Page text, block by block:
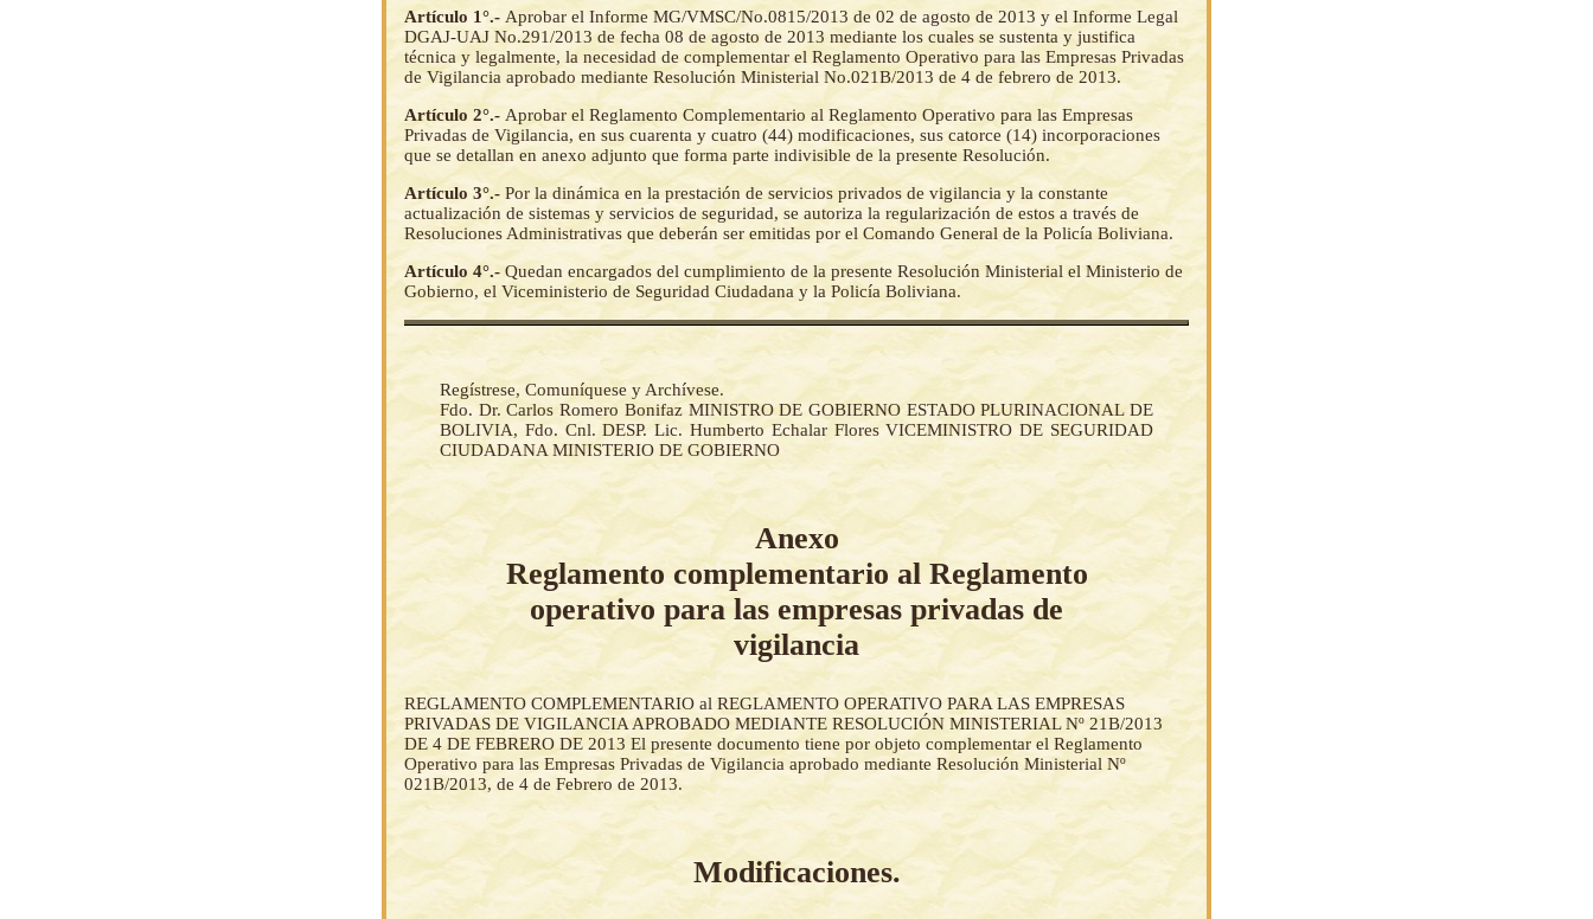
Artículo 1°.- Aprobar el Informe MG/VMSC/No.0815/2013 de 02 de agosto de 2013 y el Informe Legal
DGAJ-UAJ No.291/2013 de fecha 08 de agosto de 2013 mediante los cuales se sustenta y justifica
técnica y legalmente, la necesidad de complementar el Reglamento Operativo para las Empresas Privadas
de Vigilancia aprobado mediante Resolución Ministerial No.021B/2013 de 4 de febrero de 2013.
Artículo 2°.- Aprobar el Reglamento Complementario al Reglamento Operativo para las Empresas
Privadas de Vigilancia, en sus cuarenta y cuatro (44) modificaciones, sus catorce (14) incorporaciones
que se detallan en anexo adjunto que forma parte indivisible de la presente Resolución.
Artículo 3°.- Por la dinámica en la prestación de servicios privados de vigilancia y la constante
actualización de sistemas y servicios de seguridad, se autoriza la regularización de estos a través de
Resoluciones Administrativas que deberán ser emitidas por el Comando General de la Policía Boliviana.
Artículo 4°.- Quedan encargados del cumplimiento de la presente Resolución Ministerial el Ministerio de
Gobierno, el Viceministerio de Seguridad Ciudadana y la Policía Boliviana.
Regístrese, Comuníquese y Archívese.
Fdo. Dr. Carlos Romero Bonifaz MINISTRO DE GOBIERNO ESTADO PLURINACIONAL DE
BOLIVIA, Fdo. Cnl. DESP. Lic. Humberto Echalar Flores VICEMINISTRO DE SEGURIDAD
CIUDADANA MINISTERIO DE GOBIERNO
Anexo
Reglamento complementario al Reglamento
operativo para las empresas privadas de
vigilancia
REGLAMENTO COMPLEMENTARIO al REGLAMENTO OPERATIVO PARA LAS EMPRESAS
PRIVADAS DE VIGILANCIA APROBADO MEDIANTE RESOLUCIÓN MINISTERIAL Nº 21B/2013
DE 4 DE FEBRERO DE 2013 El presente documento tiene por objeto complementar el Reglamento
Operativo para las Empresas Privadas de Vigilancia aprobado mediante Resolución Ministerial Nº
021B/2013, de 4 de Febrero de 2013.
Modificaciones.